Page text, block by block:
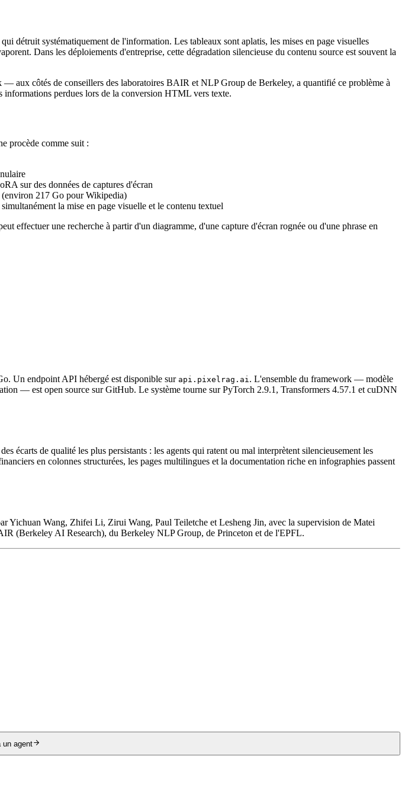
détruit systématiquement de l'information. Les tableaux sont aplatis, les mises en page visuelles
Dans les déploiements d'entreprise, cette dégradation silencieuse du contenu source est souvent la
côtés de conseillers des laboratoires BAIR et NLP Group de Berkeley, a quantifié ce problème à
informations perdues lors de la conversion HTML vers texte.
procède comme suit :
sur des données de captures d'écran
(environ 217 Go pour Wikipedia)
la mise en page visuelle et le contenu textuel
effectuer une recherche à partir d'un diagramme, d'une capture d'écran rognée ou d'une phrase en
Un endpoint API hébergé est disponible sur api.pixelrag.ai . L'ensemble du framework — modèle
— est open source sur GitHub. Le système tourne sur PyTorch 2.9.1, Transformers 4.57.1 et cuDNN
écarts de qualité les plus persistants : les agents qui ratent ou mal interprètent silencieusement les
en colonnes structurées, les pages multilingues et la documentation riche en infographies passent
Wang, Zhifei Li, Zirui Wang, Paul Teiletche et Lesheng Jin, avec la supervision de Matei
(Berkeley AI Research), du Berkeley NLP Group, de Princeton et de l'EPFL.
un agent